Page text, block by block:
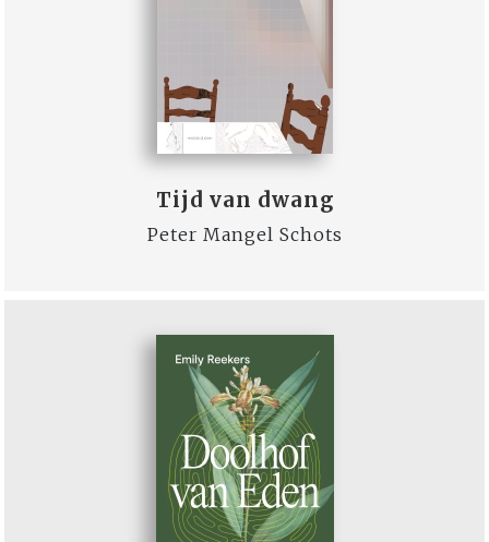
Tijd van dwang
Peter Mangel Schots